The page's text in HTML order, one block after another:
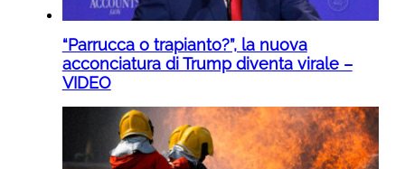
“Parrucca o trapianto?”, la nuova
acconciatura di Trump diventa virale –
VIDEO